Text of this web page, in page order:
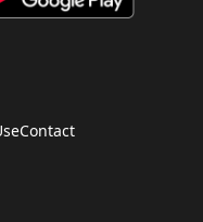
Contact